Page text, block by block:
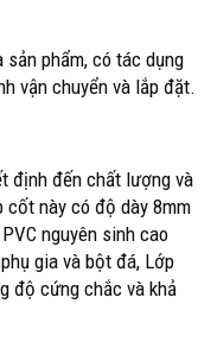
sản phẩm, có tác dụng
vận chuyển và lắp đặt.
định đến chất lượng và
này có độ dày 8mm
nguyên sinh cao
gia và bột đá, Lớp
độ cứng chắc và khả